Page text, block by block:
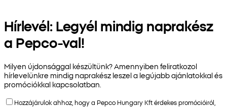
Hírlevél: Legyél mindig naprakész
a Pepco-val!
Milyen újdonsággal készültünk? Amennyiben feliratkozol
hírlevelünkre mindig naprakész leszel a legújabb ajánlatokkal és
promóciókkal kapcsolatban.
Hozzájárulok ahhoz, hogy a Pepco Hungary Kft érdekes promócióiról,